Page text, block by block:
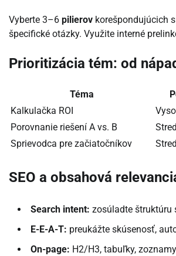
Vyberte 3–6 pilierov korešpondujúcich
špecifické otázky. Využite interné
Prioritizácia tém: od
Téma
Kalkulačka ROI
Porovnanie riešení A vs. B
Sprievodca pre začiatočníkov
SEO a obsahová
Search intent: zosúladte štruktúru
E-E-A-T: preukážte skúsenosť,
On-page: H2/H3, tabuľky,